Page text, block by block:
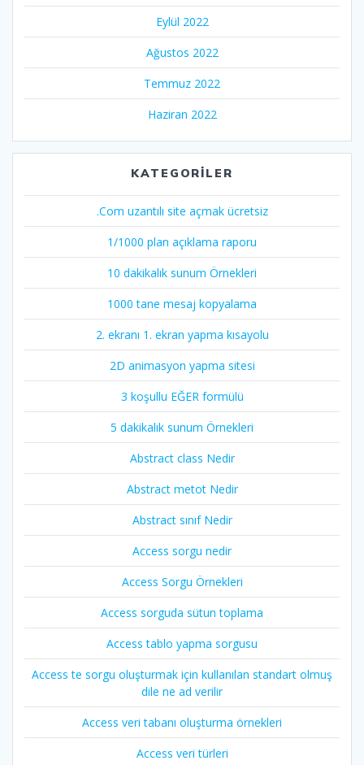
Eylül 2022
Ağustos 2022
Temmuz 2022
Haziran 2022
KATEGORILER
.Com uzantılı site açmak ücretsiz
1/1000 plan açıklama raporu
10 dakikalık sunum Örnekleri
1000 tane mesaj kopyalama
2. ekranı 1. ekran yapma kısayolu
2D animasyon yapma sitesi
3 koşullu EĞER formülü
5 dakikalık sunum Örnekleri
Abstract class Nedir
Abstract metot Nedir
Abstract sınıf Nedir
Access sorgu nedir
Access Sorgu Örnekleri
Access sorguda sütun toplama
Access tablo yapma sorgusu
Access te sorgu oluşturmak için kullanılan standart olmuş
dile ne ad verilir
Access veri tabanı oluşturma örnekleri
Access veri türleri